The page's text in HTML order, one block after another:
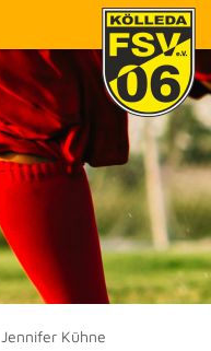
Jennifer Kühne